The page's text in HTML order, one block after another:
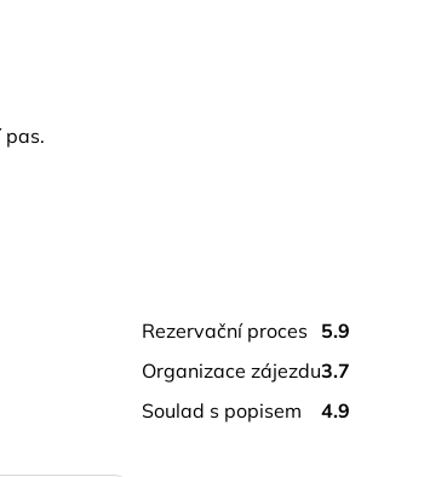
pevnosti Qaitbay postavené na místě
Oběd a volný čas na nákup suvenýrů.
pas.
rezervační proces 5.9
organizace zájezdu3.7
soulad s popisem
4.9